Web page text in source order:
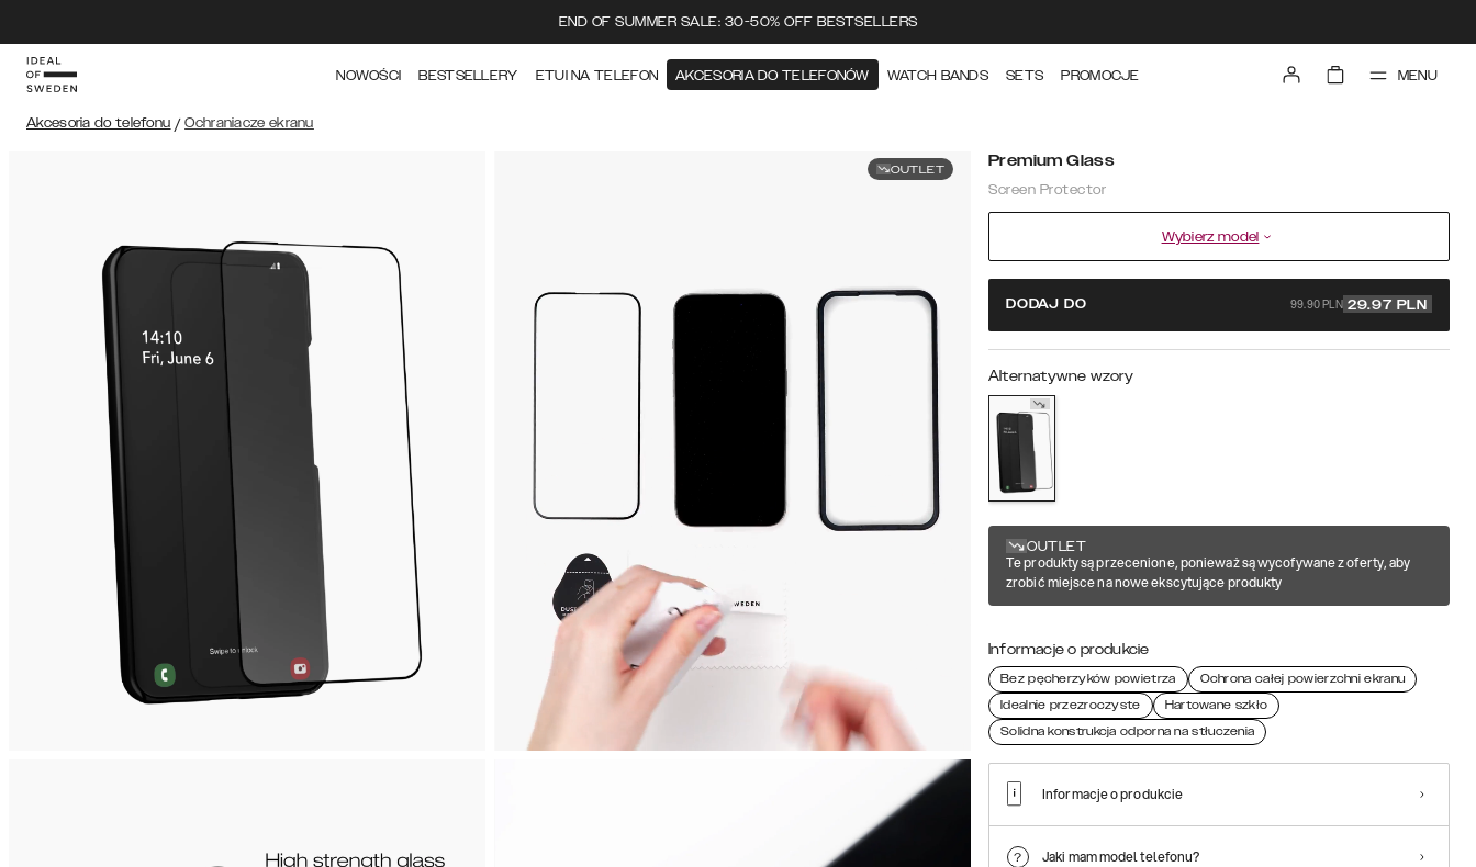
END OF SUMMER SALE: 30-50% OFF BESTSELLERS
NOWOŚCI BESTSELLERY ETUI NA TELEFON AKCESORIA DO TELEFONÓW WATCH BANDS SETS PROMOCJE MENU
Akcesoria do telefonu / Ochraniacze ekranu
OUTLET Premium Glass
Screen Protector
Wybierz model
DODAJ DO 99.90 PLN 29.97 PLN
Alternatywne wzory
OUTLET
Te produkty są przecenione, ponieważ są wycofywane z oferty, aby
zrobić miejsce na nowe ekscytujące produkty
Informacje o produkcie
Bez pęcherzyków powietrza
Ochrona całej powierzchni ekranu
Idealnie przezroczyste
Hartowane szkło
Solidna konstrukcja odporna na stłuczenia
Informacje o produkcie
Jaki mam model telefonu?